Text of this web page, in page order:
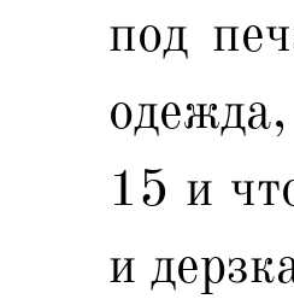
под
одежда,
15 и
и